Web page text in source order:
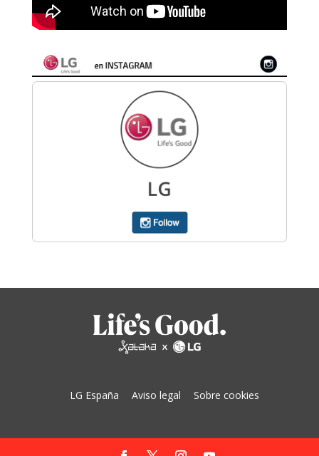
LG España Aviso legal Sobre cookies